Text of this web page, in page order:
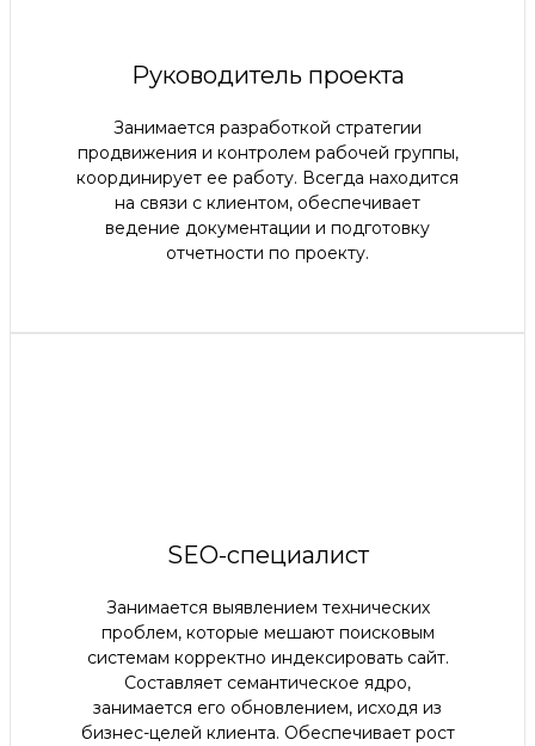
Руководитель проекта
Занимается разработкой стратегии
продвижения и контролем рабочей группы,
координирует ее работу. Всегда находится
на связи с клиентом, обеспечивает
ведение документации и подготовку
отчетности по проекту.
SEO-специалист
Занимается выявлением технических
проблем, которые мешают поисковым
системам корректно индексировать сайт.
Составляет семантическое ядро,
занимается его обновлением, исходя из
бизнес-целей клиента. Обеспечивает рост